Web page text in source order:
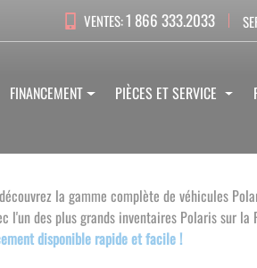
VENTES:1 866 333.2033
FINANCEMENT PIÈCES ET SERVICE
la gamme complète de véhicules
l'un des plus grands inventaires Polaris sur
disponible rapide et facile !